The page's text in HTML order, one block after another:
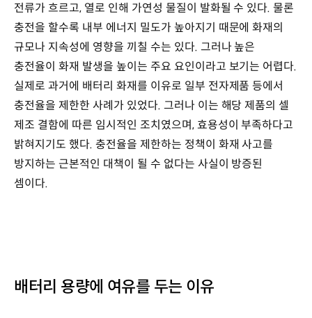
전류가 흐르고, 열로 인해 가연성 물질이 발화될 수 있다. 물론
충전을 할수록 내부 에너지 밀도가 높아지기 때문에 화재의
규모나 지속성에 영향을 끼칠 수는 있다. 그러나 높은
충전율이 화재 발생을 높이는 주요 요인이라고 보기는 어렵다.
실제로 과거에 배터리 화재를 이유로 일부 전자제품 등에서
충전율을 제한한 사례가 있었다. 그러나 이는 해당 제품의 셀
제조 결함에 따른 임시적인 조치였으며, 효용성이 부족하다고
밝혀지기도 했다. 충전율을 제한하는 정책이 화재 사고를
방지하는 근본적인 대책이 될 수 없다는 사실이 방증된
셈이다.
배터리 용량에 여유를 두는 이유